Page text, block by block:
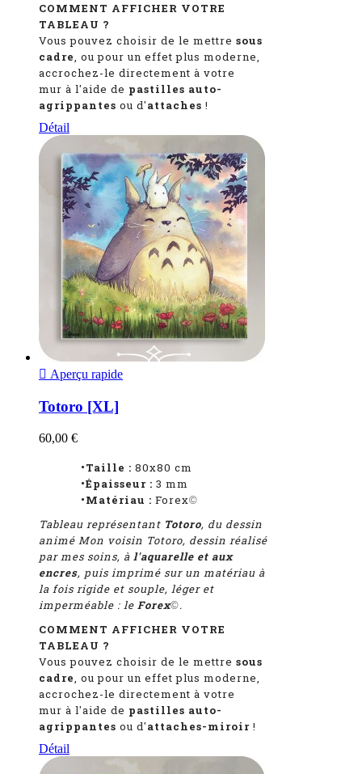
COMMENT AFFICHER VOTRE
TABLEAU ?
Vous pouvez choisir de le mettre sous
cadre, ou pour un effet plus moderne,
accrochez-le directement à votre
mur à l'aide de pastilles auto-
agrippantes ou d'attaches !
Détail
 Aperçu rapide
Totoro [XL]
60,00 €
•Taille : 80x80 cm
•Épaisseur : 3 mm
•Matériau : Forex©
Tableau représentant Totoro, du dessin
animé Mon voisin Totoro, dessin réalisé
par mes soins, à l'aquarelle et aux
encres, puis imprimé sur un matériau à
la fois rigide et souple, léger et
imperméable : le Forex©.
COMMENT AFFICHER VOTRE
TABLEAU ?
Vous pouvez choisir de le mettre sous
cadre, ou pour un effet plus moderne,
accrochez-le directement à votre
mur à l'aide de pastilles auto-
agrippantes ou d'attaches-miroir !
Détail